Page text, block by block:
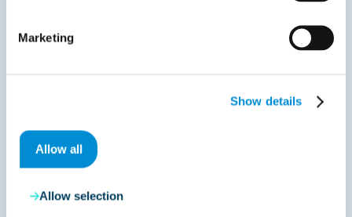
Marketing
Show details
Allow all
Allow selection
Start download